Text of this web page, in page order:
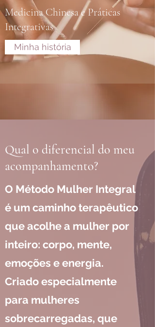
Medicina Chinesa e Práticas
Integrativas
Minha história
Qual o diferencial do meu
acompanhamento?
O Método Mulher Integral
é um caminho terapêutico
que acolhe a mulher por
inteiro: corpo, mente,
emoções e energia.
Criado especialmente
para mulheres
sobrecarregadas, que